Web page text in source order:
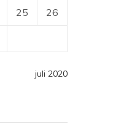
juli 2020
25 26